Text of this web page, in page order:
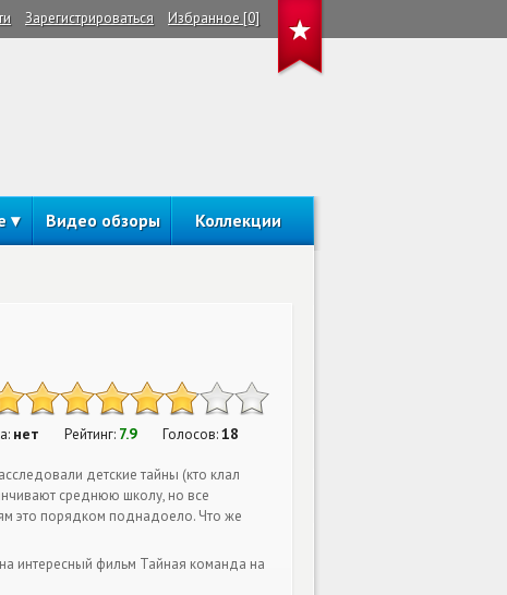
Зарегистрироваться Избранное [0]
Видео обзоры Коллекции
нет Рейтинг: 7.9 Голосов:18
детские тайны (кто клал
среднюю школу, но все
это порядком поднадоело. Что же
интересный фильм Тайная команда на